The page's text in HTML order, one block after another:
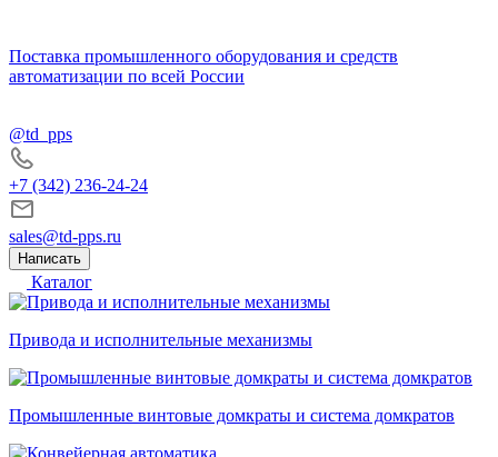
Поставка промышленного оборудования и средств
автоматизации по всей России
@td_pps
+7 (342) 236-24-24
sales@td-pps.ru
Написать
Каталог
Привода и исполнительные механизмы
Промышленные винтовые домкраты и система домкратов